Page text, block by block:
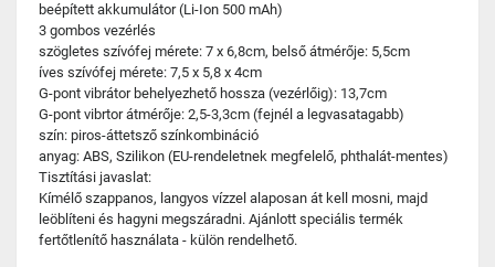
beépített akkumulátor (Li-Ion 500 mAh)
3 gombos vezérlés
szögletes szívófej mérete: 7 x 6,8cm, belső átmérője: 5,5cm
íves szívófej mérete: 7,5 x 5,8 x 4cm
G-pont vibrátor behelyezhető hossza (vezérlőig): 13,7cm
G-pont vibrtor átmérője: 2,5-3,3cm (fejnél a legvasatagabb)
szín: piros-áttetsző színkombináció
anyag: ABS, Szilikon (EU-rendeletnek megfelelő, phthalát-mentes)
Tisztítási javaslat:
Kímélő szappanos, langyos vízzel alaposan át kell mosni, majd
leöblíteni és hagyni megszáradni. Ajánlott speciális termék
fertőtlenítő használata - külön rendelhető.